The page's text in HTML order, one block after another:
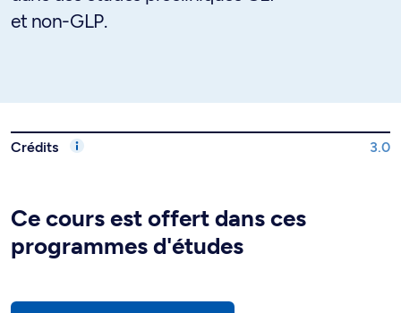
et non-GLP.
Crédits 3.0
Ce cours est offert dans ces
programmes d'études